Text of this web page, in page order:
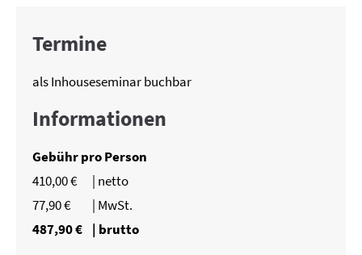
Termine
als Inhouseseminar buchbar
Informationen
Gebühr pro Person
410,00 €
| netto
77,90 €
| MwSt.
487,90 € | brutto